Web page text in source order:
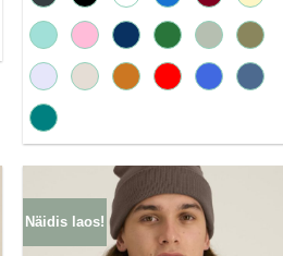
Näidis laos!